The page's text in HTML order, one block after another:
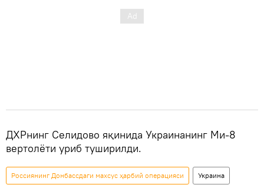
ДХРнинг Селидово яқинида Украинанинг Ми-8
вертолёти уриб туширилди.
Россиянинг Донбассдаги махсус ҳарбий операцияси Украина